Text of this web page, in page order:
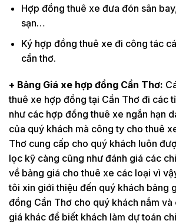
Hợp đồng thuê xe đưa đón sân
sạn…
Ký hợp đồng thuê xe đi công tác
cần thơ.
+ Bảng Giá xe hợp đồng Cần Thơ:
thuê xe hợp đồng tại Cần Thơ đi các
như các hợp đồng thuê xe ngắn hạn
của quý khách mà công ty cho thuê
Thơ cung cấp cho quý khách luôn
lọc kỹ càng cũng như đánh giá các
về bảng giá cho thuê xe các loại vì
tôi xin giới thiệu đến quý khách bảng
đồng Cần Thơ cho quý khách nắm và
giá khác để biết khách làm dự toán